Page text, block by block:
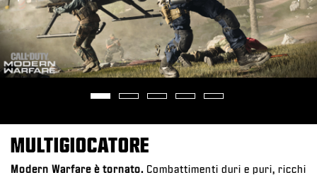
MULTIGIOCATORE
Modern Warfare è tornato. Combattimenti duri e puri, ricchi